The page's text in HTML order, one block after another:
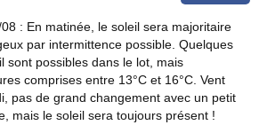
: En matinée, le soleil sera majoritaire
par intermittence possible. Quelques
sont possibles dans le lot, mais
comprises entre 13°C et 16°C. Vent
pas de grand changement avec un petit
mais le soleil sera toujours présent !